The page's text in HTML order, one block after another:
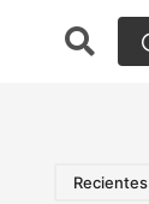
Recientes